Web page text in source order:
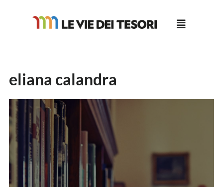
eliana calandra